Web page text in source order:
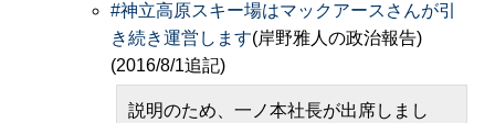
#神立高原スキー場はマックアースさんが引
き続き運営します(岸野雅人の政治報告)
(2016/8/1追記)
説明のため、一ノ本社長が出席しまし